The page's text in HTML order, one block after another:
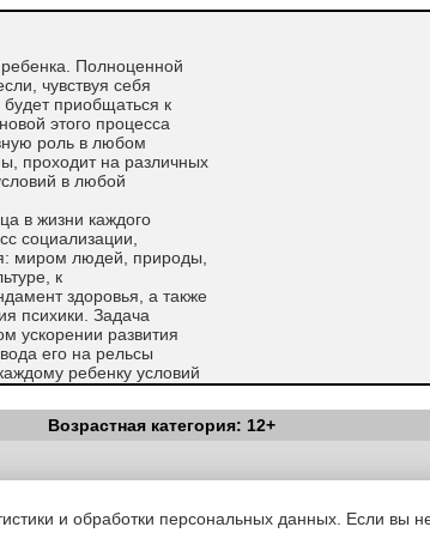
Полноценной
чувствуя себя
приобщаться к
этого процесса
роль в любом
проходит на различных
в любой
в жизни каждого
социализации,
миром людей, природы,
к
здоровья, а также
психики. Задача
ускорении развития
его на рельсы
ребенку условий
и
Возрастная категория: 12+
|Об издании|Условия|Политика
и обработки персональных данных. Если вы